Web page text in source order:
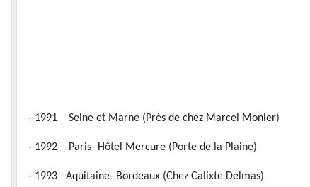
- 1991 Seine et Marne (Près de chez Marcel Monier)
- 1992 Paris- Hôtel Mercure (Porte de la Plaine)
- 1993 Aquitaine- Bordeaux (Chez Calixte Delmas)